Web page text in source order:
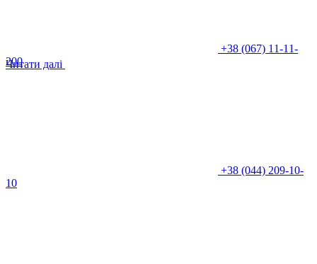
Читати далі
+38 (067) 11-11-
200
+38 (044) 209-10-
10